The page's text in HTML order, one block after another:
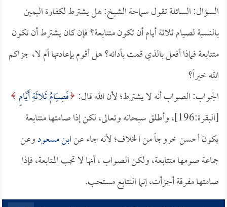
السؤال: السائلة تقول سماحة الشيخ: هل يشترط لكفارة اليمين
بالنسبة لصيام ثلاثة أيام أن تكون متتابعة؟ فإن كان يشترط أن تكون
متتابعة فماذا أفعل بالذي قمت بأدائه؟ هل أقوم بإعادتها أم لا، جزاكم
الله خيراً؟
الجواب: الصواب أنه لا يشترط؛ لأن الله قال: فَصِيَامُ ثَلاثَةِ أَيَّامٍ
[البقرة:196]، وأطلق سبحانه وتعالى، لكن إذا صامتها متتابعة
يكون أحسن خروجاً من الخلاف؛ لأنه جاء عنابن مسعودوعن
جماعة صومها متتابعة، ولكن الصواب ، أنها لا تجب المتابعة، فإذا
صامتها مفرقة أجزأت، إنما التتابع مستحب.